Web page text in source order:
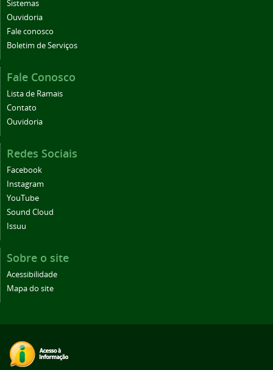
Sistemas
Ouvidoria
Fale conosco
Boletim de Serviços
Fale Conosco
Lista de Ramais
Contato
Ouvidoria
Redes Sociais
Facebook
Instagram
YouTube
Sound Cloud
Issuu
Sobre o site
Acessibilidade
Mapa do site